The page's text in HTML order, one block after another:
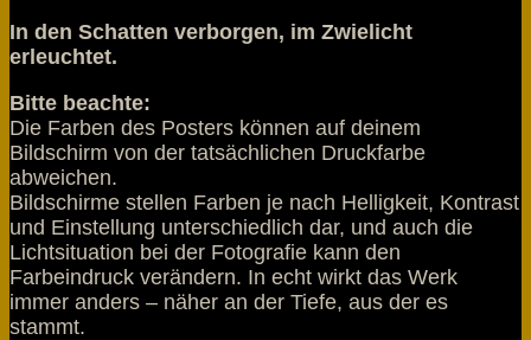
In den Schatten verborgen, im Zwielicht
erleuchtet.
Bitte beachte:
Die Farben des Posters können auf deinem
Bildschirm von der tatsächlichen Druckfarbe
abweichen.
Bildschirme stellen Farben je nach Helligkeit, Kontrast
und Einstellung unterschiedlich dar, und auch die
Lichtsituation bei der Fotografie kann den
Farbeindruck verändern. In echt wirkt das Werk
immer anders – näher an der Tiefe, aus der es
stammt.